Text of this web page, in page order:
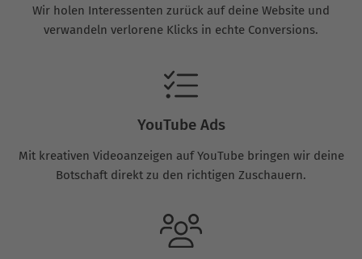
Wir holen Interessenten zurück auf deine Website und
verwandeln verlorene Klicks in echte Conversions.
YouTube Ads
Mit kreativen Videoanzeigen auf YouTube bringen wir deine
Botschaft direkt zu den richtigen Zuschauern.